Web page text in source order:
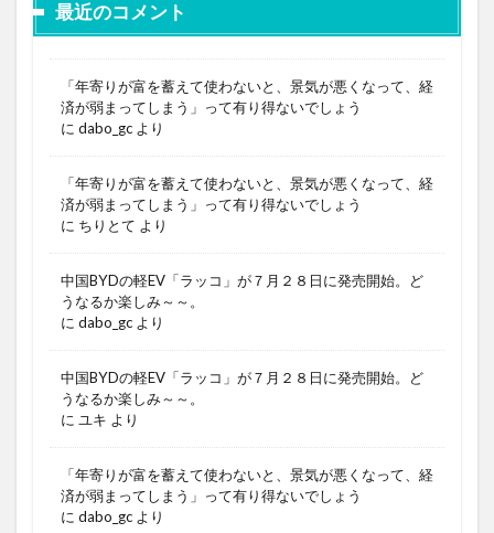
最近のコメント
「年寄りが富を蓄えて使わないと、景気が悪くなって、経
済が弱まってしまう」って有り得ないでしょう
に dabo_gc より
「年寄りが富を蓄えて使わないと、景気が悪くなって、経
済が弱まってしまう」って有り得ないでしょう
に ちりとて より
中国BYDの軽EV「ラッコ」が７月２８日に発売開始。ど
うなるか楽しみ～～。
に dabo_gc より
中国BYDの軽EV「ラッコ」が７月２８日に発売開始。ど
うなるか楽しみ～～。
に ユキ より
「年寄りが富を蓄えて使わないと、景気が悪くなって、経
済が弱まってしまう」って有り得ないでしょう
に dabo_gc より